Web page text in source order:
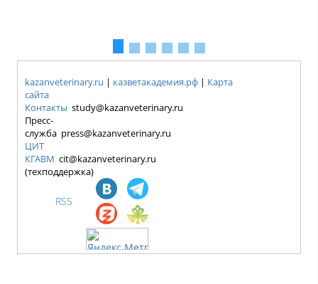
kazanveterinary.ru | казветакадемия.рф | Карта
сайта
Контакты study@kazanveterinary.ru
Пресс-
служба press@kazanveterinary.ru
ЦИТ
КГАВМ cit@kazanveterinary.ru
(техподдержка)
RSS